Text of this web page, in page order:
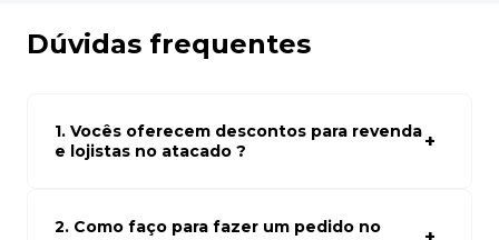
Dúvidas frequentes
1. Vocês oferecem descontos para revenda
e lojistas no atacado ?
atacado empresas e compre com os melhores preços
2. Como faço para fazer um pedido no